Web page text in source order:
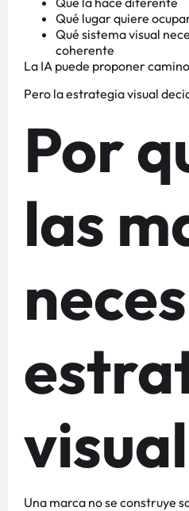
Qué lugar quiere
Qué sistema visual
coherente
La IA puede proponer
Pero la estrategia visual
Por
las
visual
Una marca no se construye